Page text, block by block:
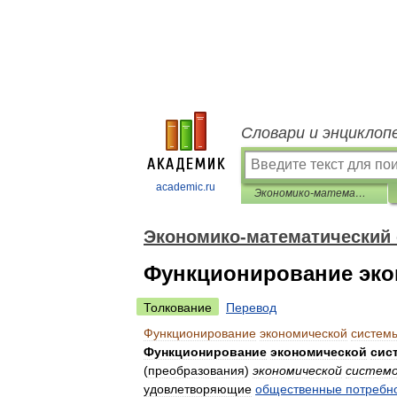
academic.ru
Словари и
Экономико-математический словарь
Экономико-математический
Функционирование
Толкование
Перевод
Функционирование экономической
Функционирование экономической
(преобразования) экономической
удовлетворяющие общественные